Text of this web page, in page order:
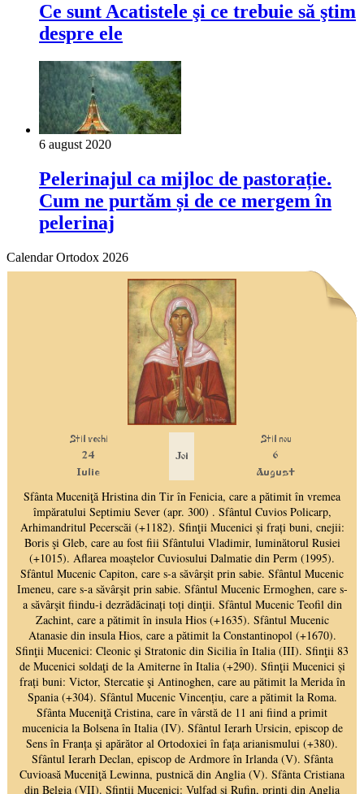
Ce sunt Acatistele şi ce trebuie să ştim
despre ele
6 august 2020
Pelerinajul ca mijloc de pastorație.
Cum ne purtăm și de ce mergem în
pelerinaj
Calendar Ortodox 2026